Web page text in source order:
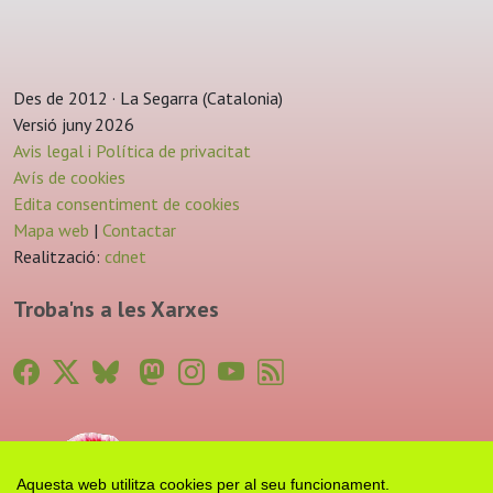
Aquesta web utilitza cookies per al seu funcionament.
Des de 2012 · La Segarra (Catalonia)
Versió juny 2026
Avis legal i Política de privacitat
Avís de cookies
Edita consentiment de cookies
Mapa web | Contactar
Realització: cdnet
Troba'ns a les Xarxes